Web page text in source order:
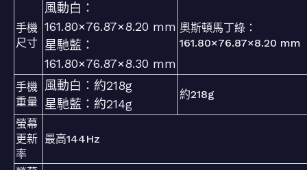
手機
尺寸
風動白：
161.80×76.87×8.20 mm
星馳藍：
161.80×76.87×8.30 mm
奧斯頓馬丁綠：
161.80×76.87×8.20 mm
手機
重量
風動白：約218g
星馳藍：約214g
約218g
螢幕
更新
率
最高144Hz